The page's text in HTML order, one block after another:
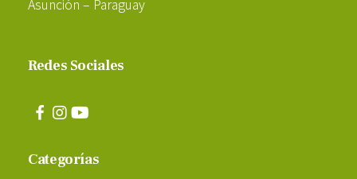
Asunción – Paraguay
Redes Sociales
Categorías